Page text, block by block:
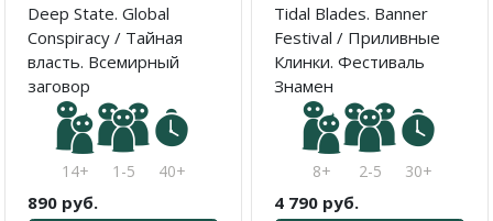
Deep State. Global
Conspiracy / Тайная
власть. Всемирный
заговор
14+ 1-5 40+
890 руб.
Tidal Blades. Banner
Festival / Приливные
Клинки. Фестиваль
Знамен
8+ 2-5 30+
4 790 руб.